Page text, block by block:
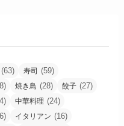
(63) 寿司 (59)
焼き鳥 (28) 餃子 (27)
中華料理 (24)
イタリアン (16)